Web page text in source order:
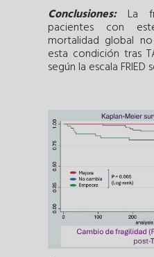
Conclusiones:La
pacientes con
mortalidad global
esta condición tras
según la escala